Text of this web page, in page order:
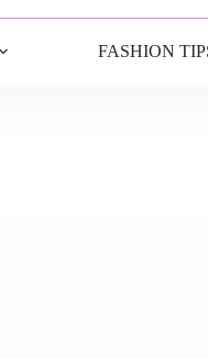
FASHION